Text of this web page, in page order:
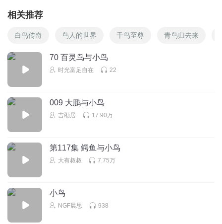
相关推荐
白鸟传奇 鸟人的世界 千鸟至尊 青鸟归去来
70 百灵鸟与小鸟
时光富足自在 22
009 大鹏与小鸟
吉劭居 17.90万
第117集 鳄鱼与小鸟
大有叔叔 7.75万
小鸟
NGF晨思 938